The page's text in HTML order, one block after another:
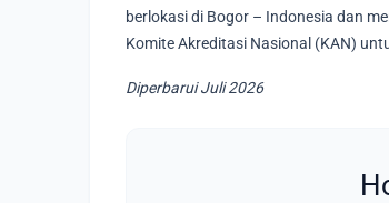
berlokasi di Bogor – Indonesia dan
Komite Akreditasi Nasional (KAN)
Diperbarui Juli 2026